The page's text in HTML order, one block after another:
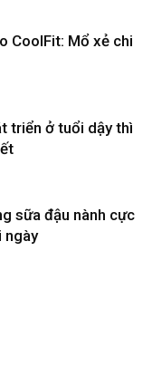
CoolFit: Mổ xẻ chi
triển ở tuổi dậy thì
sữa đậu nành cực
ngày